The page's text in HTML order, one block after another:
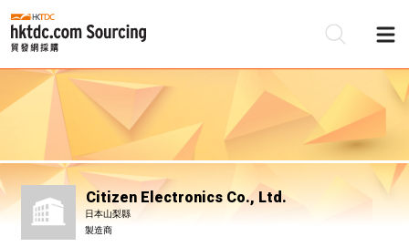
Citizen Electronics Co., Ltd.
日本山梨縣
製造商